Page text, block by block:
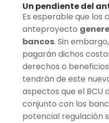
Un pendiente del
Es esperable que los
anteproyecto
bancos. Sin
pagarán dichos
derechos o
tendrán de este
aspectos que el BCU
conjunto con los
potencial regulación